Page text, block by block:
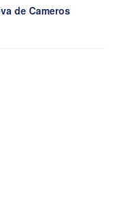
de Cameros